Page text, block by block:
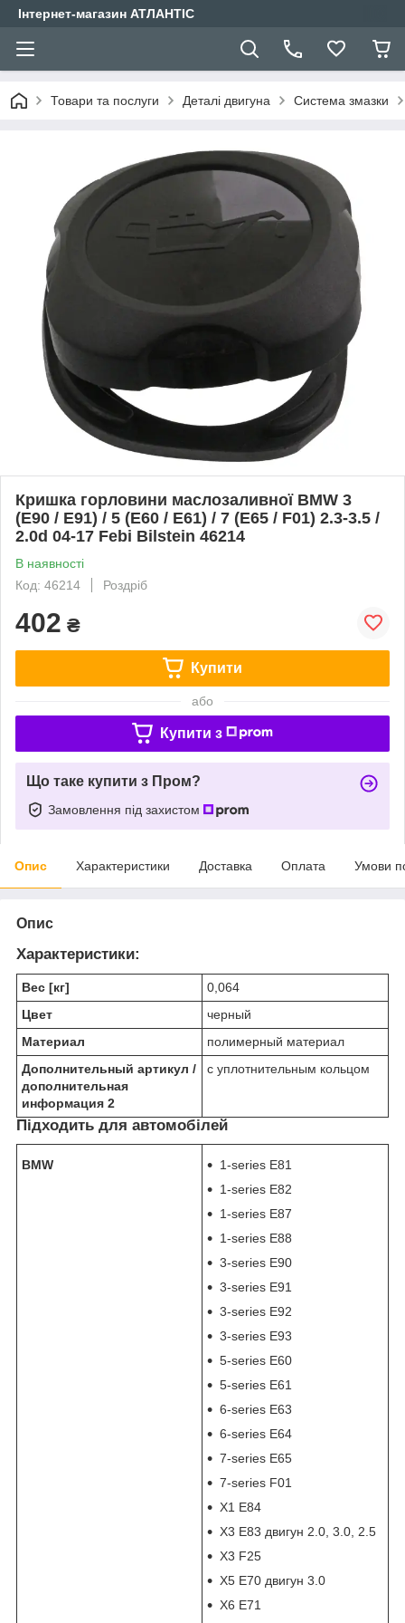
Інтернет-магазин АТЛАНТІС
Товари та послуги Деталі двигуна Система змазки
Кришка горловини маслозаливної BMW 3
(E90 / E91) / 5 (E60 / E61) / 7 (E65 / F01) 2.3-3.5 /
2.0d 04-17 Febi Bilstein 46214
В наявності
Код: 46214
Роздріб
402 ₴
Купити
або
Купити з
Що таке купити з Пром?
Замовлення під захистом
Опис Характеристики Доставка Оплата Умови
Опис
Характеристики:
Вес [кг]
0,064
Цвет
черный
Материал
полимерный материал
Дополнительный артикул /
дополнительная
информация 2
с уплотнительным кольцом
Підходить для автомобілей
BMW
1-series E81
1-series E82
1-series E87
1-series E88
3-series E90
3-series E91
3-series E92
3-series E93
5-series E60
5-series E61
6-series E63
6-series E64
7-series E65
7-series F01
X1 E84
X3 E83 двигун 2.0, 3.0, 2.5
X3 F25
X5 E70 двигун 3.0
X6 E71